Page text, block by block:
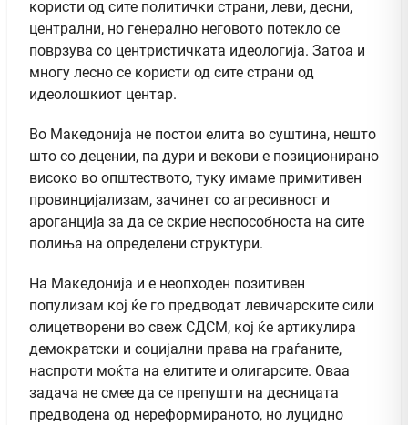
користи од сите политички страни, леви, десни,
централни, но генерално неговото потекло се
поврзува со центристичката идеологија. Затоа и
многу лесно се користи од сите страни од
идеолошкиот центар.
Во Македонија не постои елита во суштина, нешто
што со децении, па дури и векови е позиционирано
високо во општеството, туку имаме примитивен
провинцијализам, зачинет со агресивност и
ароганција за да се скрие неспособноста на сите
полиња на определени структури.
На Македонија и е неопходен позитивен
популизам кој ќе го предводат левичарските сили
олицетворени во свеж СДСМ, кој ќе артикулира
демократски и социјални права на граѓаните,
наспроти моќта на елитите и олигарсите. Оваа
задача не смее да се препушти на десницата
предводена од нереформираното, но луцидно